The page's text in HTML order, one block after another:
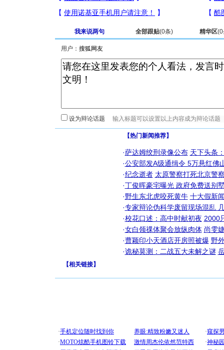
我来说两句 全部跟贴(0条) 精华区(0
用户：
设为辩论话题
【热门新闻推荐】
·萨达姆绞刑录像公布 天下头条
·公安部发A级通缉令 5万悬红佛
·纪念逝者 太原警察打死北京警
·丁俊晖豪宅曝光 政府免费送别
·野生东北虎咬死黄牛 十大假新
·专家辩论伪科学废留现场混乱
·校花口述：高中时献初夜 2000
·女白领祼体聚会放纵肉体 尚雯
·曹颖印小天酒店开房照被爆 野
·诡秘莫测：二战五大未解之谜
【相关链接】